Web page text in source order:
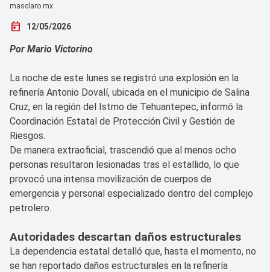
masclaro.mx
today 12/05/2026
Por Mario Victorino
La noche de este lunes se registró una explosión en la
refinería Antonio Dovalí, ubicada en el municipio de Salina
Cruz, en la región del Istmo de Tehuantepec, informó la
Coordinación Estatal de Protección Civil y Gestión de
Riesgos.
De manera extraoficial, trascendió que al menos ocho
personas resultaron lesionadas tras el estallido, lo que
provocó una intensa movilización de cuerpos de
emergencia y personal especializado dentro del complejo
petrolero.
Autoridades descartan daños estructurales
La dependencia estatal detalló que, hasta el momento, no
se han reportado daños estructurales en la refinería